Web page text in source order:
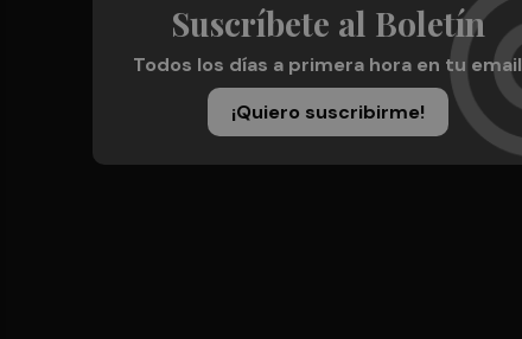
Suscríbete al Boletín
Todos los días a primera hora en tu email
¡Quiero suscribirme!